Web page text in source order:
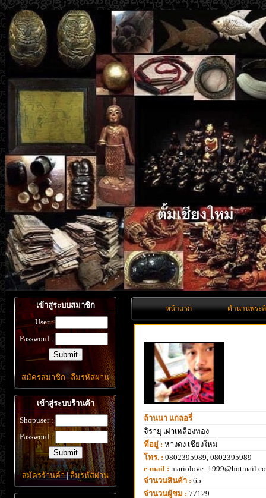
เข้าสู่ระบบสมาชิก
User :
Password :
สมัครสมาชิก|ลืมรหัสผ่าน
เข้าสู่ระบบร้านค้า
Shopuser :
Password :
สมัครร้านค้า|ลืมรหัสผ่าน
หน้าแรก ตำนานพระ
ล้านนา แกลอรี่
จิรายุ เผ่าเหลืองทอง
ที่อยู่ : หางดง เชียงใหม่
โทร. : 0802395989, 0802395989
e-mail :
จำนวนสินค้า : 65
จำนวนผู้ชม : 77129